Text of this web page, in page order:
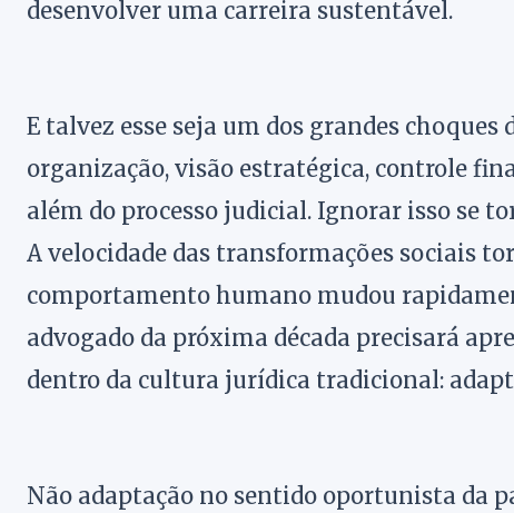
desenvolver uma carreira sustentável.
E talvez esse seja um dos grandes
organização, visão estratégica, controle
além do processo judicial. Ignorar isso se
A velocidade das transformações sociais
comportamento humano mudou
advogado da próxima década precisará
dentro da cultura jurídica tradicional:
Não adaptação no sentido oportunista da